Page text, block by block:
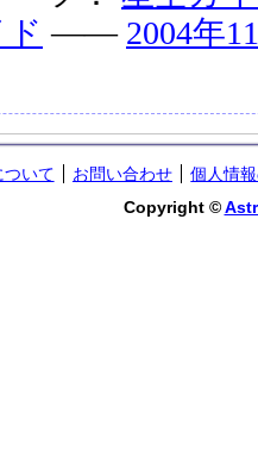
―― 2004年
ついて お問い合わせ
個人情
Copyright ©